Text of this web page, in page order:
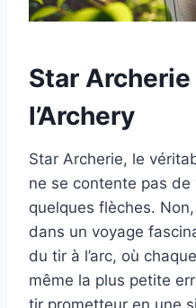
Star
l’Archery
Star Archerie, le
ne se contente pas
quelques flèches.
dans un voyage
du tir à l’arc, où
même la plus petite
tir prometteur en une